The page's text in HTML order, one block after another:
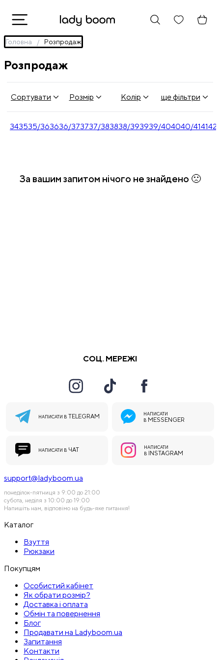
Головна Розпродаж
Розпродаж
Сортувати Розмір Колір ще фільтри
343535/363636/373737/383838/393939/404040/414142
За вашим запитом нічого не знайдено 🙁
СОЦ. МЕРЕЖІ
НАПИСАТИ В TELEGRAM
НАПИСАТИ
В MESSENGER
НАПИСАТИ В ЧАТ
НАПИСАТИ
В INSTAGRAM
support@ladyboom.ua
понеділок-пятниця з 9:00 до 21:00
субота, неділя з 10:00 до 19:00
Напишіть нам, відповімо на будь-яке питання!
Каталог
Взуття
Рюкзаки
Покупцям
Особистий кабінет
Як обрати розмір?
Доставка і оплата
Обмін та повернення
Блог
Продавати на Ladyboom.ua
Запитання
Контакти